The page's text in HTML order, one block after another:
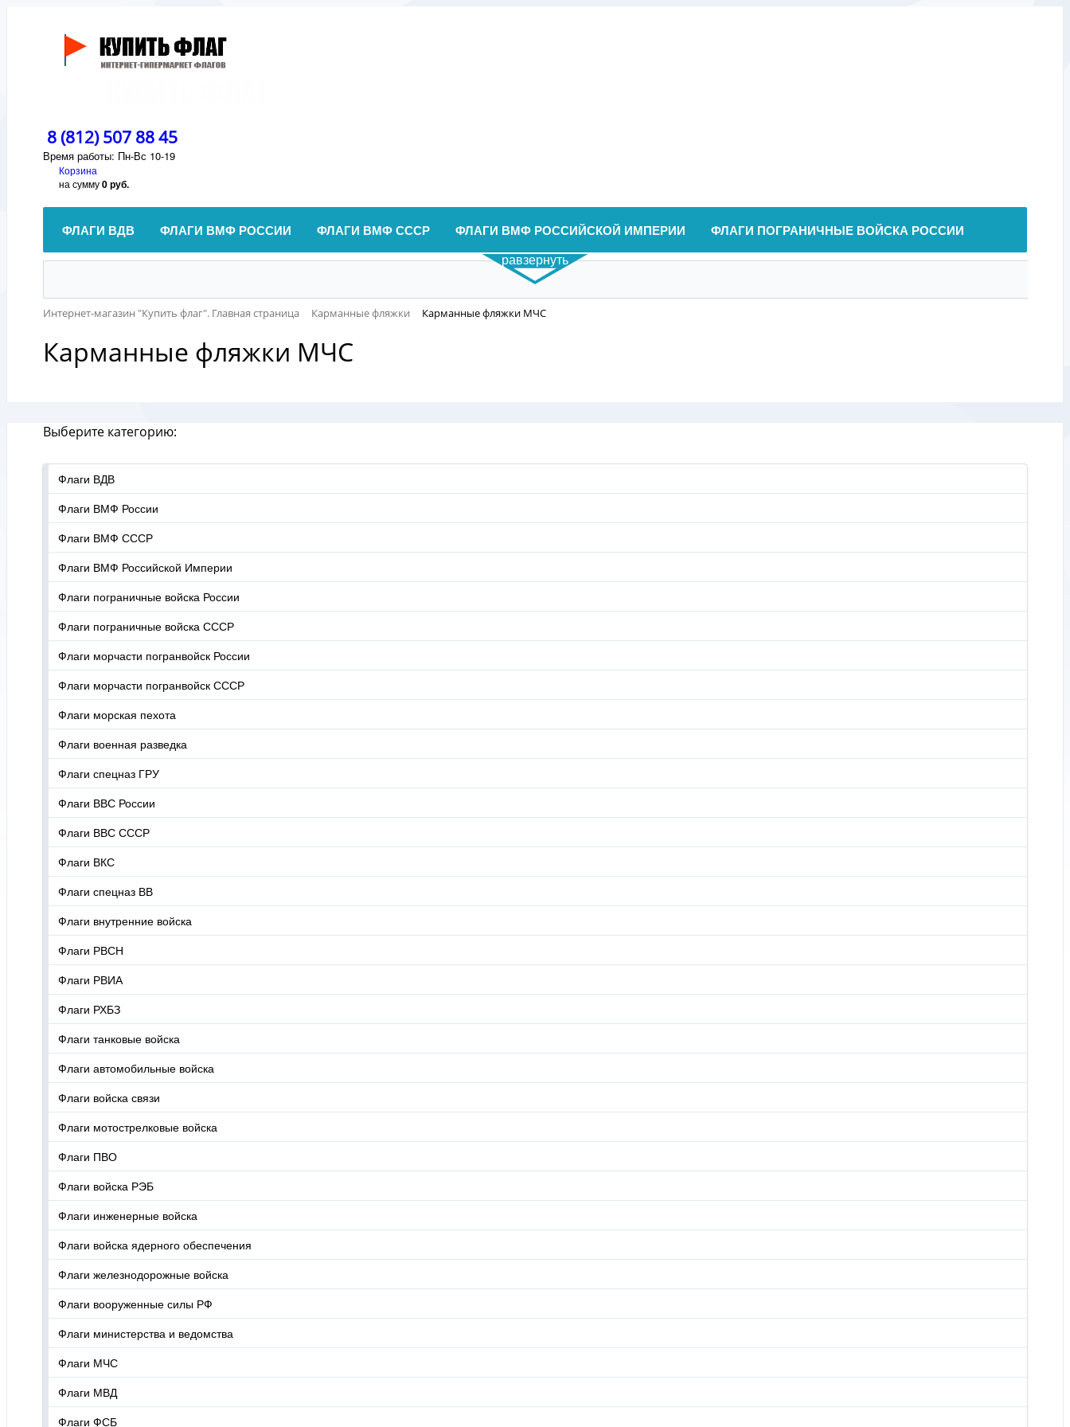
8 (812) 507 88 45
Время работы: Пн-Вс 10-19
Корзина
на сумму0 руб.
ФЛАГИ ВДВ ФЛАГИ ВМФ РОССИИ ФЛАГИ ВМФ СССР ФЛАГИ ВМФ РОССИЙСКОЙ ИМПЕРИИ ФЛАГИ ПОГРАНИЧНЫЕ ВОЙСКА РОССИИ
равзернуть
Интернет-магазин "Купить флаг". Главная страница Карманные фляжки Карманные фляжки МЧС
Карманные фляжки МЧС
Выберите категорию:
Флаги ВДВ
Флаги ВМФ России
Флаги ВМФ СССР
Флаги ВМФ Российской Империи
Флаги пограничные войска России
Флаги пограничные войска СССР
Флаги морчасти погранвойск России
Флаги морчасти погранвойск СССР
Флаги морская пехота
Флаги военная разведка
Флаги спецназ ГРУ
Флаги ВВС России
Флаги ВВС СССР
Флаги ВКС
Флаги спецназ ВВ
Флаги внутренние войска
Флаги РВСН
Флаги РВИА
Флаги РХБЗ
Флаги танковые войска
Флаги автомобильные войска
Флаги войска связи
Флаги мотострелковые войска
Флаги ПВО
Флаги войска РЭБ
Флаги инженерные войска
Флаги войска ядерного обеспечения
Флаги железнодорожные войска
Флаги вооруженные силы РФ
Флаги министерства и ведомства
Флаги МЧС
Флаги МВД
Флаги ФСБ